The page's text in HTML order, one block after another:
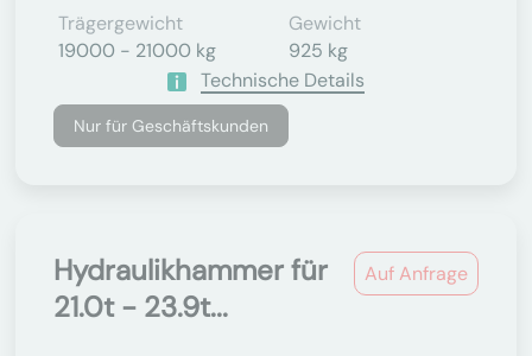
Trägergewicht
19000 - 21000 kg
Gewicht
925 kg
Technische Details
Nur für Geschäftskunden
Auf Anfrage
Hydraulikhammer für
21.0t - 23.9t...